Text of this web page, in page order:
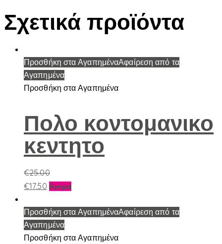
Σχετικά προϊόντα
Προσθήκη στα ΑγαπημέναΑφαίρεση από τα
Αγαπημένα
Προσθήκη στα Αγαπημένα
Πολο κοντομανικο
κεντητο
€25.00
€17.50 ΑγοράΑυτό
προϊόν
πολλαπλές
Προσθήκη στα ΑγαπημέναΑφαίρεση από τα
Αγαπημένα
Προσθήκη στα Αγαπημένα